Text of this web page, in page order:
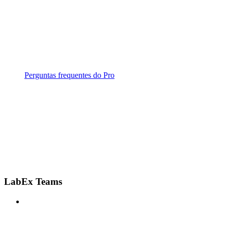
Perguntas frequentes do Pro
LabEx Teams